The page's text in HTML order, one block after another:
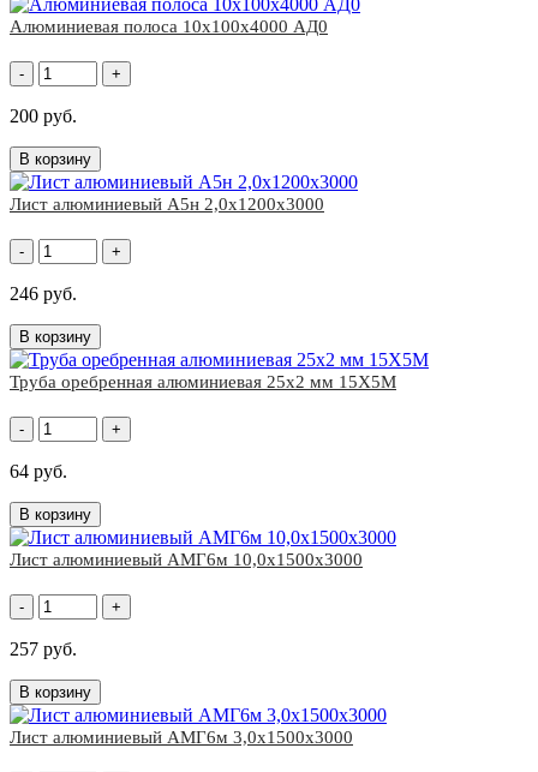
Алюминиевая полоса 10х100х4000 АД0
- +
200 руб.
В корзину
Лист алюминиевый А5н 2,0х1200х3000
- +
246 руб.
В корзину
Труба оребренная алюминиевая 25х2 мм 15Х5М
- +
64 руб.
В корзину
Лист алюминиевый АМГ6м 10,0х1500х3000
- +
257 руб.
В корзину
Лист алюминиевый АМГ6м 3,0х1500х3000